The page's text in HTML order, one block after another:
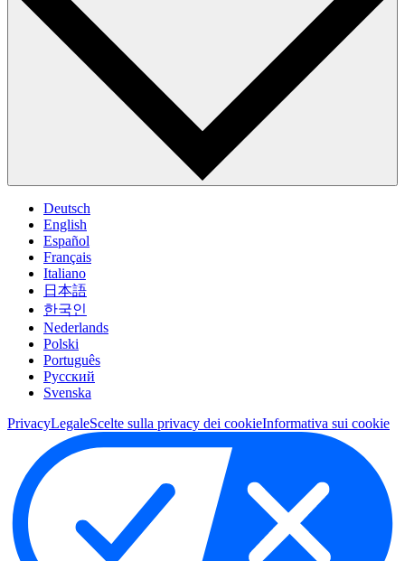
Deutsch
English
Español
Français
Italiano
日本語
한국인
Nederlands
Polski
Português
Pусский
Svenska
PrivacyLegaleScelte sulla privacy dei cookieInformativa sui cookie